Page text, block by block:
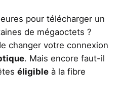
pour télécharger un
de mégaoctets ?
changer votre connexion
. Mais encore faut-il
éligible à la fibre